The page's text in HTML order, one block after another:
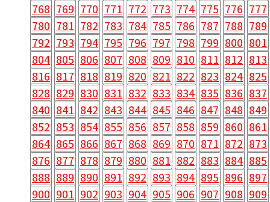
768 769 770 771 772 773 774 775 776 777
780 781 782 783 784 785 786 787 788 789
792 793 794 795 796 797 798 799 800 801
804 805 806 807 808 809 810 811 812 813
816 817 818 819 820 821 822 823 824 825
828 829 830 831 832 833 834 835 836 837
840 841 842 843 844 845 846 847 848 849
852 853 854 855 856 857 858 859 860 861
864 865 866 867 868 869 870 871 872 873
876 877 878 879 880 881 882 883 884 885
888 889 890 891 892 893 894 895 896 897
900 901 902 903 904 905 906 907 908 909